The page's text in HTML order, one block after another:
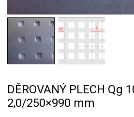
DĚROVANÝ PLECH Qg
2,0/250×990 mm